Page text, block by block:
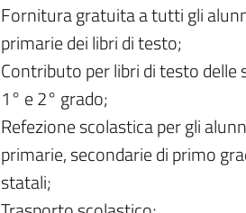
Fornitura gratuita a tutti gli
primarie dei libri di testo;
Contributo per libri di testo delle
1° e 2° grado;
Refezione scolastica per gli
primarie, secondarie di primo
statali;